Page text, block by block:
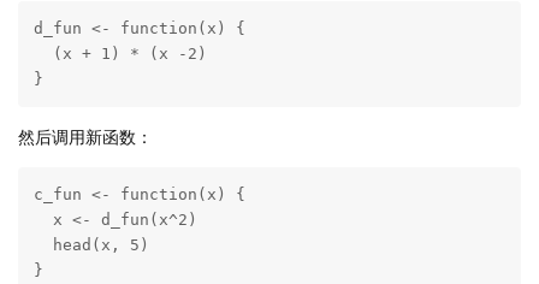
d_fun <- function(x) {
  (x + 1) * (x -2)
}
然后调用新函数：
c_fun <- function(x) {
  x <- d_fun(x^2)
  head(x, 5)
}